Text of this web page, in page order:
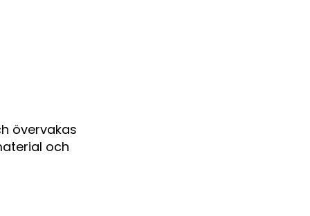
övervakas
och